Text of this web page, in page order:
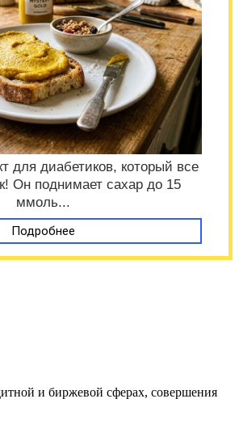
для диабетиков, который все
Он поднимает сахар до 15
ммоль...
Подробнее
и биржевой сферах, совершения